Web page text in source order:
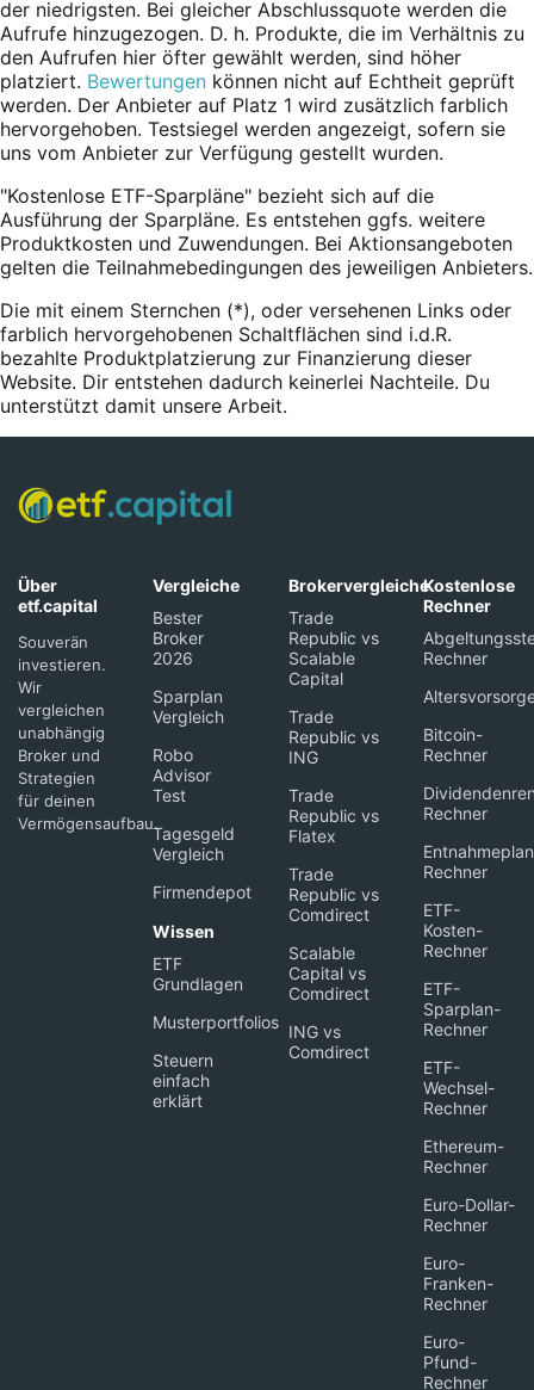
der niedrigsten. Bei gleicher Abschlussquote werden die
Aufrufe hinzugezogen. D. h. Produkte, die im Verhältnis zu
den Aufrufen hier öfter gewählt werden, sind höher
platziert. Bewertungen können nicht auf Echtheit geprüft
werden. Der Anbieter auf Platz 1 wird zusätzlich farblich
hervorgehoben. Testsiegel werden angezeigt, sofern sie
uns vom Anbieter zur Verfügung gestellt wurden.
"Kostenlose ETF-Sparpläne" bezieht sich auf die
Ausführung der Sparpläne. Es entstehen ggfs. weitere
Produktkosten und Zuwendungen. Bei Aktionsangeboten
gelten die Teilnahmebedingungen des jeweiligen Anbieters.
Die mit einem Sternchen (*), oder versehenen Links oder
farblich hervorgehobenen Schaltflächen sind i.d.R.
bezahlte Produktplatzierung zur Finanzierung dieser
Website. Dir entstehen dadurch keinerlei Nachteile. Du
unterstützt damit unsere Arbeit.
Über
etf.capital
Souverän
investieren.
Wir
vergleichen
unabhängig
Broker und
Strategien
für deinen
Vermögensaufbau.
Vergleiche
Bester
Broker
2026
Sparplan
Vergleich
Robo
Advisor
Test
Tagesgeld
Vergleich
Firmendepot
Wissen
ETF
Grundlagen
Musterportfolios
Steuern
einfach
erklärt
Brokervergleiche
Trade
Republic vs
Scalable
Capital
Trade
Republic vs
ING
Trade
Republic vs
Flatex
Trade
Republic vs
Comdirect
Scalable
Capital vs
Comdirect
ING vs
Comdirect
Kostenlose
Rechner
Rechner
Bitcoin-
Rechner
Rechner
Rechner
ETF-
Kosten-
Rechner
ETF-
Sparplan-
Rechner
ETF-
Wechsel-
Rechner
Ethereum-
Rechner
Euro-Dollar-
Rechner
Euro-
Franken-
Rechner
Euro-
Pfund-
Rechner